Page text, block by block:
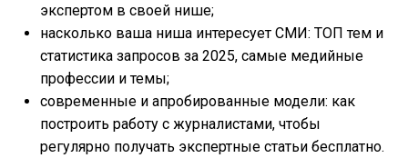
экспертом в своей нише;
насколько ваша ниша интересует СМИ: ТОП тем и
статистика запросов за 2025, самые медийные
профессии и темы;
современные и апробированные модели: как
построить работу с журналистами, чтобы
регулярно получать экспертные статьи бесплатно.